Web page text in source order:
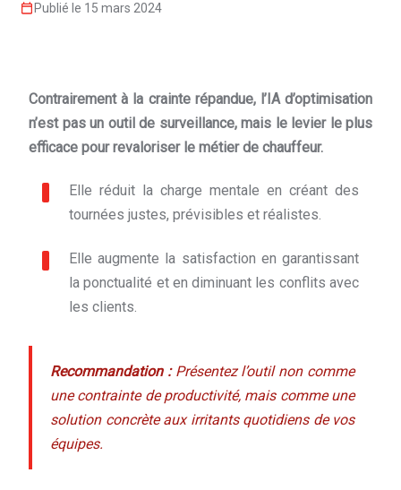
Publié le 15 mars 2024
Contrairement à la crainte répandue, l’IA d’optimisation
n’est pas un outil de surveillance, mais le levier le plus
efficace pour revaloriser le métier de chauffeur.
Elle réduit la charge mentale en créant des
tournées justes, prévisibles et réalistes.
Elle augmente la satisfaction en garantissant
la ponctualité et en diminuant les conflits avec
les clients.
Recommandation :Présentez l’outil non comme
une contrainte de productivité, mais comme une
solution concrète aux irritants quotidiens de vos
équipes.